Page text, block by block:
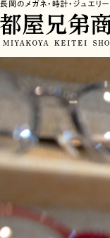
HOME> フレーム